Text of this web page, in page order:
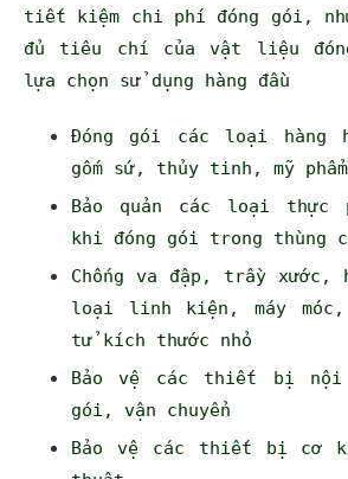
tiết kiệm chi phí đóng gói,
đủ tiêu chí của vật liệu
lựa chọn sử dụng hàng đầu
Đóng gói các loại hàng
gốm sứ, thủy tinh, mỹ
Bảo quản các loại thực
khi đóng gói trong thùng
Chống va đập, trầy xước,
loại linh kiện, máy
tử kích thước nhỏ
Bảo vệ các thiết bị nội
gói, vận chuyển
Bảo vệ các thiết bị cơ